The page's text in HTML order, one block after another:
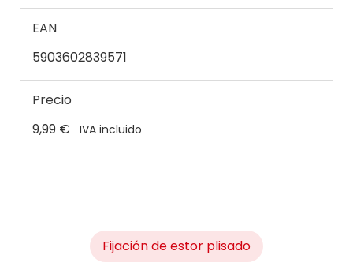
EAN
5903602839571
Precio
9,99 € IVA incluido
Fijación de estor plisado